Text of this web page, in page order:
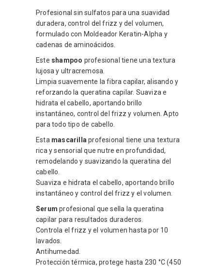
Profesional sin sulfatos para una suavidad
duradera, control del frizz y del volumen,
formulado con Moldeador Keratin-Alpha y
cadenas de aminoácidos.
Este shampoo profesional tiene una textura
lujosa y ultracremosa.
Limpia suavemente la fibra capilar, alisando y
reforzando la queratina capilar. Suaviza e
hidrata el cabello, aportando brillo
instantáneo, control del frizz y volumen. Apto
para todo tipo de cabello.
Esta mascarilla profesional tiene una textura
rica y sensorial que nutre en profundidad,
remodelando y suavizando la queratina del
cabello.
Suaviza e hidrata el cabello, aportando brillo
instantáneo y control del frizz y el volumen.
Serum profesional que sella la queratina
capilar para resultados duraderos.
Controla el frizz y el volumen hasta por 10
lavados.
Antihumedad.
Protección térmica, protege hasta 230 °C (450